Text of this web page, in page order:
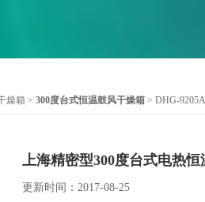
燥箱 > 300度台式恒温鼓风干燥箱 > DHG-
上海精密型300度台式电热
更新时间：2017-08-25